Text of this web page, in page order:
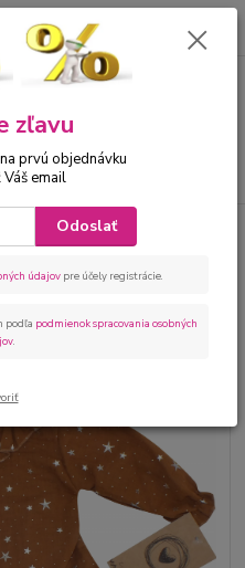
za0 €
sety
Dievčenské mešelínové šaty a
šaty a
zľavu
prvú objednávku
email
Odoslať
údajov pre účely registrácie.
podľa podmienok spracovania osobných
.